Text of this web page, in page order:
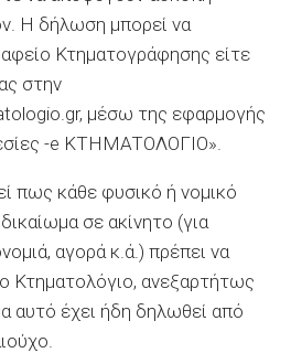
Η δήλωση μπορεί να
Κτηματογράφησης είτε
στην
μέσω της εφαρμογής
-e KTHMATOΛΟΓΙΟ».
πως κάθε φυσικό ή νομικό
σε ακίνητο (για
αγορά κ.ά.) πρέπει να
Κτηματολόγιο, ανεξαρτήτως
αυτό έχει ήδη δηλωθεί από